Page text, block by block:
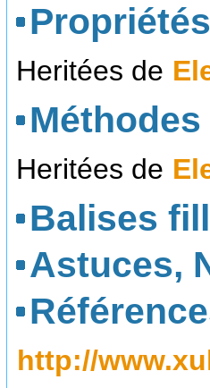
Heritées de
Heritées de
Balises
Astuces,
http://